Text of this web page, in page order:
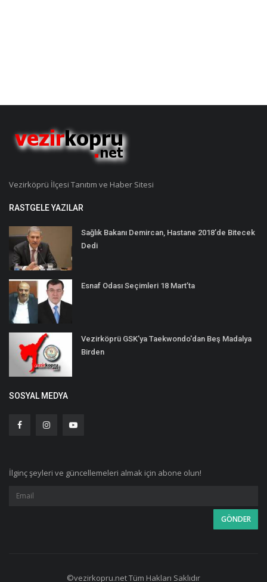
Vezirköprü İlçesi Tanıtım ve Haber Sitesi
RASTGELE YAZILAR
Sağlık Bakanı Demircan, Hastane 2018’de Bitecek
Dedi
Esnaf Odası Seçimleri 18 Mart’ta
Vezirköprü GSK'ya Taekwondo'dan Beş Madalya
Birden
SOSYAL MEDYA
İlginç şeyleri ve güncellemeleri almak için abone olun!
©vezirkopru.net Tüm Hakları Saklıdır